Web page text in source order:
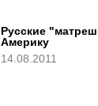
Русские
Америку
14.08.2011